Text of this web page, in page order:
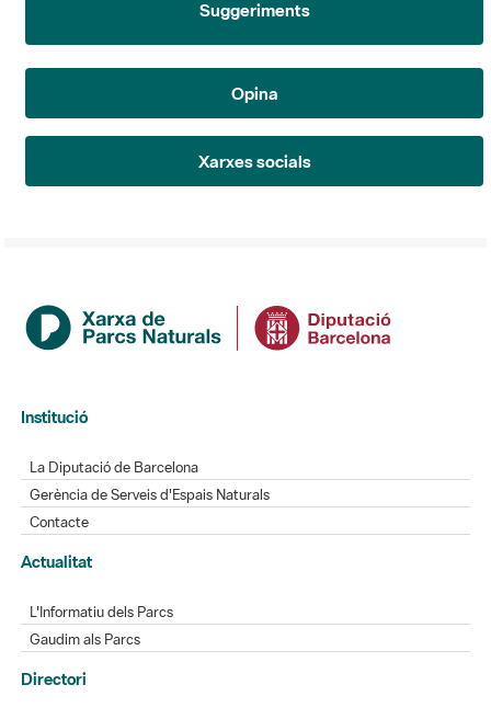
Suggeriments
Opina
Xarxes socials
Institució
La Diputació de Barcelona
Gerència de Serveis d'Espais Naturals
Contacte
Actualitat
L'Informatiu dels Parcs
Gaudim als Parcs
Directori